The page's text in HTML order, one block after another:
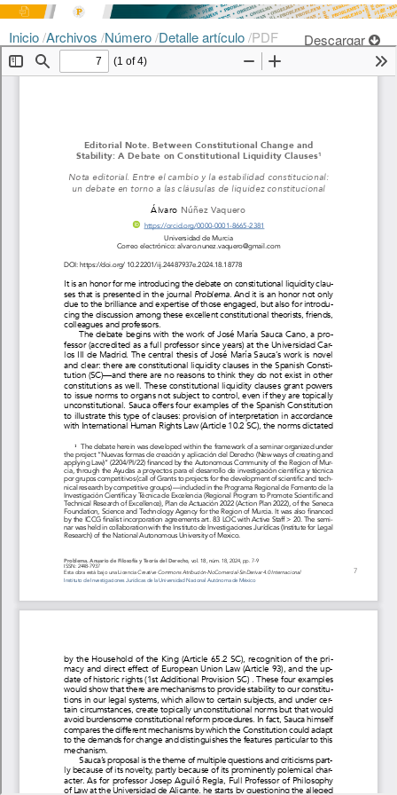
Inicio/Archivos /Número/Detalle artículo/PDF Descargar